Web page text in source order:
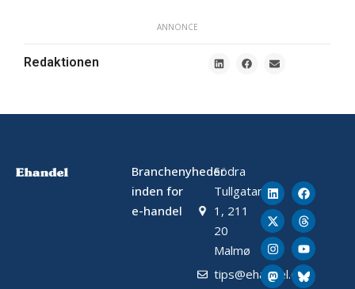
ANNONCE
Redaktionen
Branchenyheder
inden for
e-handel
Södra
Tullgatan
1, 211
20
Malmø
tips@ehandel.dk